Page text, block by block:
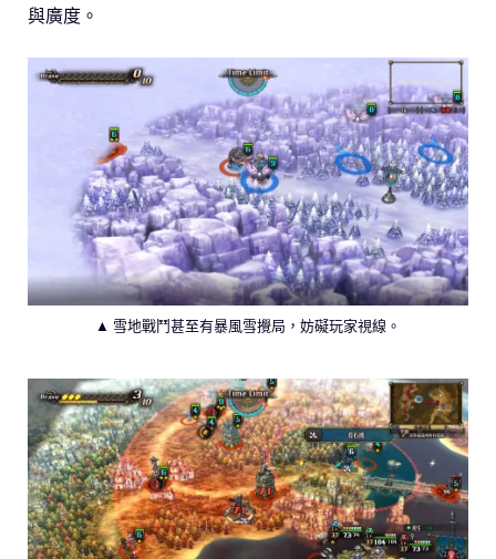
與廣度。
▲ 雪地戰鬥甚至有暴風雪攪局，妨礙玩家視線。